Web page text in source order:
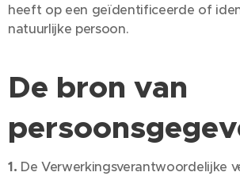
heeft op een geïdentificeerde of
natuurlijke persoon.
De bron van
1. De Verwerkingsverantwoordelijke